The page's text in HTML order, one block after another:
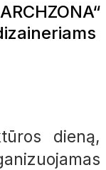
dieną,